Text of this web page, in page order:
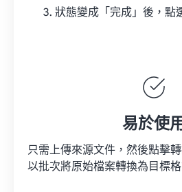
狀態變成「完成」後，點
易於使
只需上傳來源文件，然後點擊
以批次將原始檔案轉換為目標格